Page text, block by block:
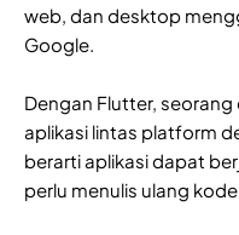
web, dan desktop
Google.
Dengan Flutter,
aplikasi lintas platform
berarti aplikasi dapat
perlu menulis ulang